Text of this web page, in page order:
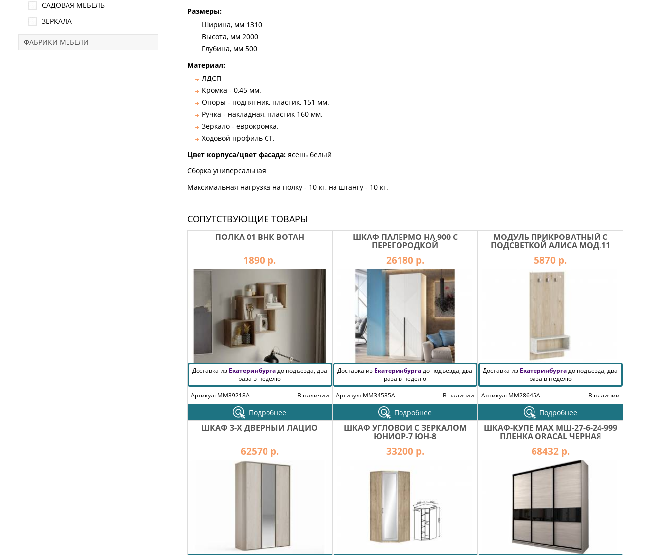
Размеры:
Ширина, мм 1310
Высота, мм 2000
Глубина, мм 500
Материал:
ЛДСП
Кромка - 0,45 мм.
Опоры - подпятник, пластик, 151 мм.
Ручка - накладная, пластик 160 мм.
Зеркало - еврокромка.
Ходовой профиль СТ.
Цвет корпуса/цвет фасада: ясень белый
Сборка универсальная.
Максимальная нагрузка на полку - 10 кг, на штангу - 10 кг.
СОПУТСТВУЮЩИЕ ТОВАРЫ
ПОЛКА 01 ВНК ВОТАН
1890 р.
Доставка из Екатеринбургадо подъезда, два
раза в неделю
Артикул: MM39218A
В наличии
Подробнее
ШКАФ ПАЛЕРМО НА 900 С
ПЕРЕГОРОДКОЙ
26180 р.
Доставка из Екатеринбургадо подъезда, два
раза в неделю
Артикул: MM34535A
В наличии
Подробнее
МОДУЛЬ ПРИКРОВАТНЫЙ С
ПОДСВЕТКОЙ АЛИСА МОД.11
5870 р.
Доставка из Екатеринбургадо подъезда, два
раза в неделю
Артикул: MM28645A
В наличии
Подробнее
ШКАФ 3-Х ДВЕРНЫЙ ЛАЦИО
62570 р.
ШКАФ УГЛОВОЙ С ЗЕРКАЛОМ
ЮНИОР-7 ЮН-8
33200 р.
ШКАФ-КУПЕ MAX МШ-27-6-24-999
ПЛЕНКА ORACAL ЧЕРНАЯ
68432 р.
САДОВАЯ МЕБЕЛЬ
ЗЕРКАЛА
ФАБРИКИ МЕБЕЛИ